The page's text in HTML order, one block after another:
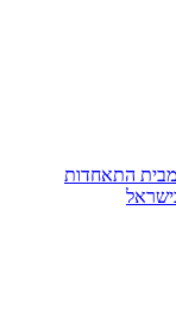
מבית התאחדות